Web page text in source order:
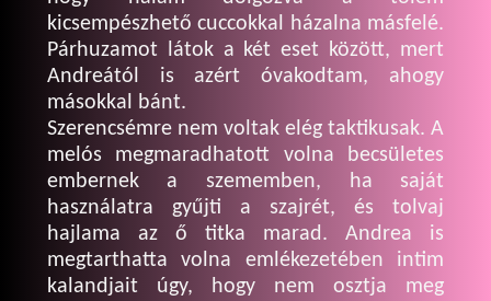
kicsempészhető cuccokkal házalna másfelé.
Párhuzamot látok a két eset között, mert
Andreától is azért óvakodtam, ahogy
másokkal bánt.
Szerencsémre nem voltak elég taktikusak. A
melós megmaradhatott volna becsületes
embernek a szememben, ha saját
használatra gyűjti a szajrét, és tolvaj
hajlama az ő titka marad. Andrea is
megtarthatta volna emlékezetében intim
kalandjait úgy, hogy nem osztja meg